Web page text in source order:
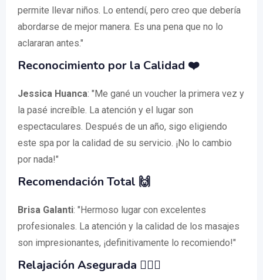
permite llevar niños. Lo entendí, pero creo que debería
abordarse de mejor manera. Es una pena que no lo
aclararan antes."
Reconocimiento por la Calidad ❤️
Jessica Huanca: "Me gané un voucher la primera vez y
la pasé increíble. La atención y el lugar son
espectaculares. Después de un año, sigo eligiendo
este spa por la calidad de su servicio. ¡No lo cambio
por nada!"
Recomendación Total 🙌
Brisa Galanti: "Hermoso lugar con excelentes
profesionales. La atención y la calidad de los masajes
son impresionantes, ¡definitivamente lo recomiendo!"
Relajación Asegurada 💆‍♀️✨